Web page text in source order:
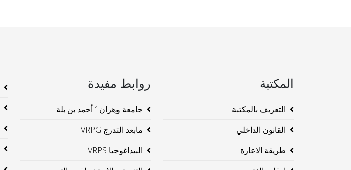
المكتبة
التعريف بالمكتبة
القانون الداخلي
طريقة الاعارة
روابط مفيدة
جامعة وهران1 أحمد بن بلة
مابعد التدرج VRPG
البيداغوجيا VRPS